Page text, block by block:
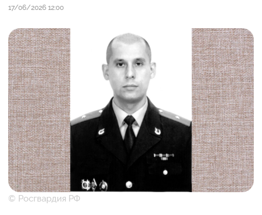
17/06/2026 12:00
© Росгвардия РФ